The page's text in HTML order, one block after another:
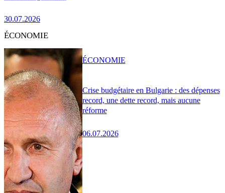
30.07.2026
ÉCONOMIE
Crise budgétaire en Bulgarie : des dépenses
record, une dette record, mais aucune
réforme
06.07.2026
ÉCONOMIE